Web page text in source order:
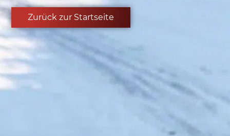
Zurück zur Startseite